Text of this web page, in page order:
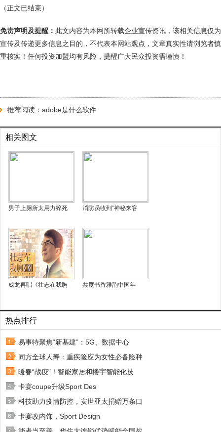
（正文已结束）
免责声明及提醒： 此文内容为本网所转载企业宣传资讯，该相关信息仅为
宣传及传递更多信息之目的，不代表本网站观点，文章真实性请浏览者慎
重核实！任何投资加盟均有风险，提醒广大民众投资需谨慎！
推荐阅读： adobe是什么软件
相关图文
男子上厕所太用力猝死 消防员收到“神秘来客
成龙再唱《壮志在我胸 共度书香雅韵中国年
热点排行
易事特聚焦“新基建”：5G、数据中心
同方全球人寿：重疾险应为女性必备险种
暖春“战疫”！智能家居和楼宇智能化技
卡宴coupe升级Sport Des
科技助力疫情防控，安世亚太捐赠万条口
卡宴改内饰，Sport Design